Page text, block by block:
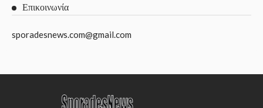
Επικοινωνία
sporadesnews.com@gmail.com